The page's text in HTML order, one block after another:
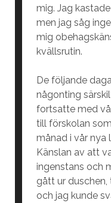
mig. Jag
men jag såg
mig
kvällsrutin.
De följande
någonting
fortsatte med
till förskolan
månad i vår nya
Känslan av att
ingenstans och
gått ur
och jag kunde